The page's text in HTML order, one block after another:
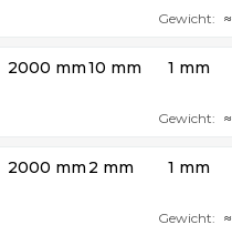
Gewicht:
2000 mm10 mm 1 mm
Gewicht:
2000 mm 2 mm 1 mm
Gewicht: